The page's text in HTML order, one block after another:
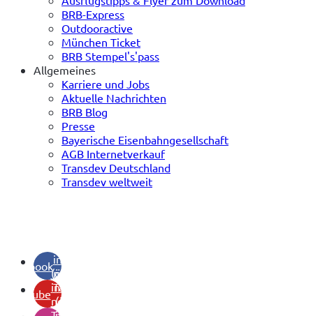
BRB-Express
Outdooractive
München Ticket
BRB Stempel's'pass
Allgemeines
Karriere und Jobs
Aktuelle Nachrichten
BRB Blog
Presse
Bayerische Eisenbahngesellschaft
AGB Internetverkauf
Transdev Deutschland
Transdev weltweit
facebookin
neuem
Tab)
youtube
(öffnet
in
neuem
(öffnet